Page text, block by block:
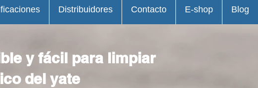
y fácil para limpiar
del yate
Distribuidores Contacto E-shop Blog